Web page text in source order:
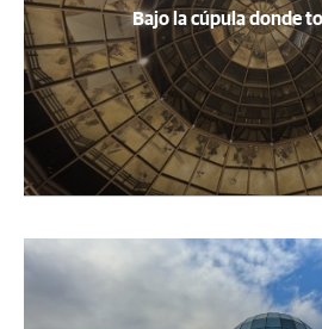
Bajo la cúpula donde